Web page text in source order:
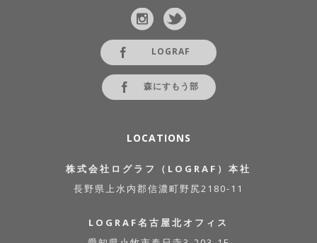
LOGRAF
森にすもう部
LOCATIONS
株式会社ログラフ（LOGRAF）本社
長野県上水内郡信濃町野尻2180-11
LOGRAF名古屋北オフィス